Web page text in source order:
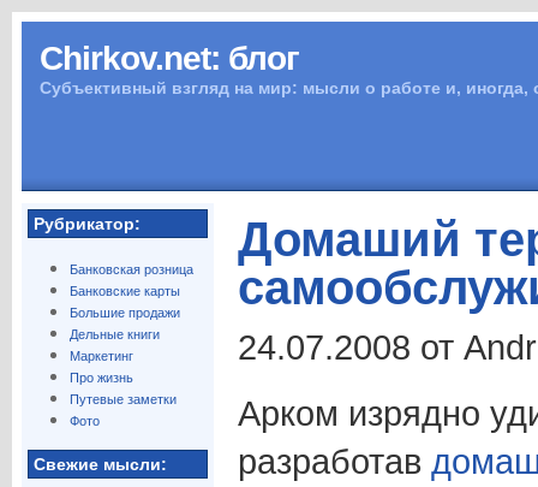
Chirkov.net: блог
Субъективный взгляд на мир: мысли о работе и,
Рубрикатор:
Банковская розница
Банковские карты
Большие продажи
Дельные книги
Маркетинг
Про жизнь
Путевые заметки
Фото
Свежие мысли:
Домаший
24.07.2008 от
Арком изрядно
разработав